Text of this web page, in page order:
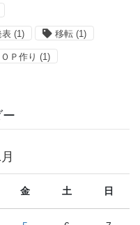
表 (1) 移転 (1)
ＯＰ作り (1)
ー
金 土 日